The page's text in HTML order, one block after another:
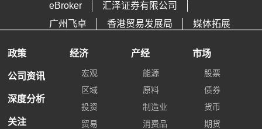
eBroker
汇泽证券有限公司
广州飞卓
香港贸易发展局 媒体拓展
政策
公司资讯
深度分析
关注
经济
宏观
区域
投资
贸易
产经
能源
原料
制造业
消费品
市场
股票
债券
货币
期货